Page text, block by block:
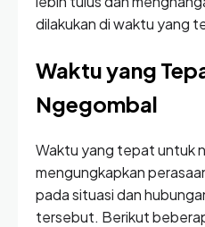
dilakukan di waktu yang
Waktu yang
Ngegombal
Waktu yang tepat untuk
mengungkapkan
pada situasi dan
tersebut. Berikut